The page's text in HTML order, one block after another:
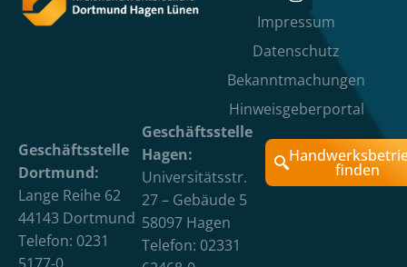
Impressum
Datenschutz
Bekanntmachungen
Hinweisgeberportal
Geschäftsstelle
Dortmund:
Lange Reihe 62
44143 Dortmund
Telefon: 0231
5177-0
Geschäftsstelle
Hagen:
Universitätsstr.
27 – Gebäude 5
58097 Hagen
Telefon: 02331
finden